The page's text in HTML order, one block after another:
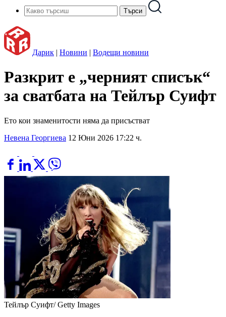
Дарик | Новини | Водещи новини
Разкрит е „черният списък“
за сватбата на Тейлър Суифт
Ето кои знаменитости няма да присъстват
Невена Георгиева 12 Юни 2026 17:22 ч.
Тейлър Суифт/ Getty Images